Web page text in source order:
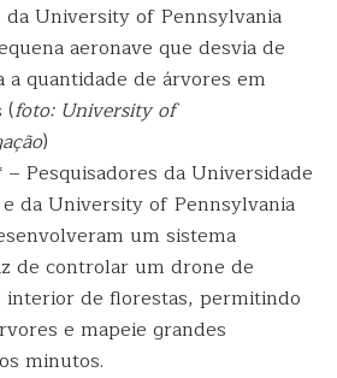
da University of Pennsylvania
aeronave que desvia de
a quantidade de árvores em
(foto: University of
)
– Pesquisadores da Universidade
e da University of Pennsylvania
um sistema
de controlar um drone de
interior de florestas, permitindo
e mapeie grandes
minutos.